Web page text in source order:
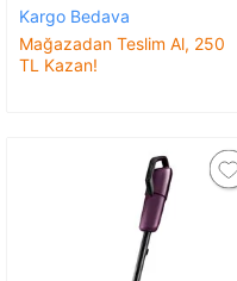
Kargo Bedava
Mağazadan Teslim Al, 250
TL Kazan!